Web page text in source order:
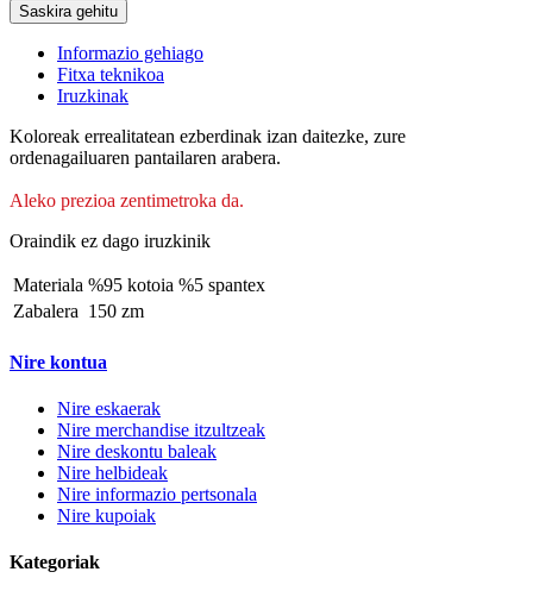
Saskira gehitu
Informazio gehiago
Fitxa teknikoa
Iruzkinak
Koloreak errealitatean ezberdinak izan daitezke, zure
ordenagailuaren pantailaren arabera.
Aleko prezioa zentimetroka da.
Oraindik ez dago iruzkinik
Materiala %95 kotoia %5 spantex
Zabalera 150 zm
Nire kontua
Nire eskaerak
Nire merchandise itzultzeak
Nire deskontu baleak
Nire helbideak
Nire informazio pertsonala
Nire kupoiak
Kategoriak